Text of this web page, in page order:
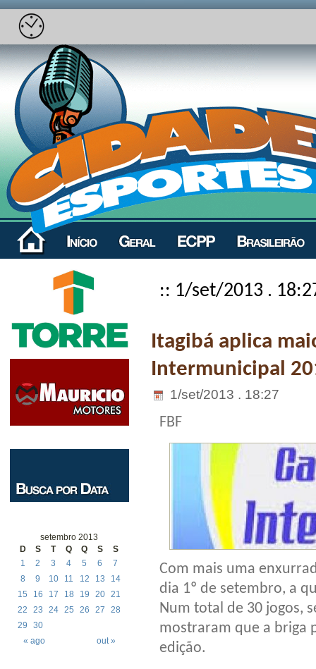
setembro 2013
D
S T Q Q S S
« ago out »
1 2 3 4 5 6
7
8
9 10 11 12 13
14
15
16 17 18 19 20 21
22
23 24 25 26 27
28
29
30
:: 1/set/2013 .
Itagibá aplica
Intermunicipal
1/set/2013 . 18:27
FBF
Com mais uma
dia 1º de setembro, a
Num total de 30 jogos,
mostraram que a briga
edição.